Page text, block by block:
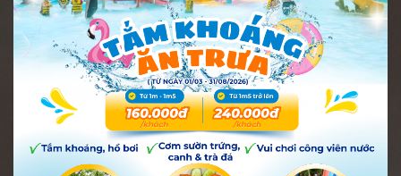
MST: 4201112127
TRUY CẬP NHANH